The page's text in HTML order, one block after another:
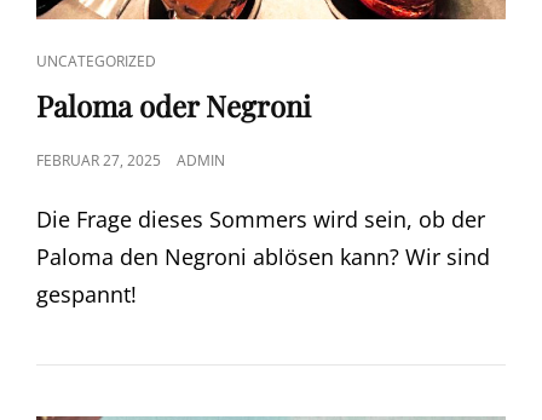
CAT
LINKS
UNCATEGORIZED
Paloma oder Negroni
POSTED
FEBRUAR 27, 2025 ADMIN
Die Frage dieses Sommers wird sein, ob der
Paloma den Negroni ablösen kann? Wir sind
gespannt!